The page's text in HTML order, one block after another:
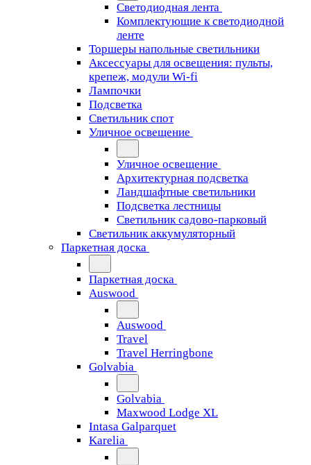
Светодиодная лента
Комплектующие к светодиодной
ленте
Торшеры напольные светильники
Аксессуары для освещения: пульты,
крепеж, модули Wi-fi
Лампочки
Подсветка
Светильник спот
Уличное освещение
Уличное освещение
Архитектурная подсветка
Ландшафтные светильники
Подсветка лестницы
Светильник садово-парковый
Светильник аккумуляторный
Паркетная доска
Паркетная доска
Auswood
Auswood
Travel
Travel Herringbone
Golvabia
Golvabia
Maxwood Lodge XL
Intasa Galparquet
Karelia